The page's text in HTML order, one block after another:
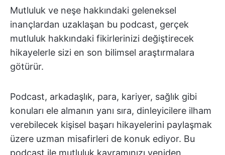
Mutluluk ve neşe hakkındaki geleneksel
inançlardan uzaklaşan bu podcast, gerçek
mutluluk hakkındaki fikirlerinizi değiştirecek
hikayelerle sizi en son bilimsel araştırmalara
götürür.
Podcast, arkadaşlık, para, kariyer, sağlık gibi
konuları ele almanın yanı sıra, dinleyicilere ilham
verebilecek kişisel başarı hikayelerini paylaşmak
üzere uzman misafirleri de konuk ediyor. Bu
podcast ile mutluluk kavramınızı yeniden